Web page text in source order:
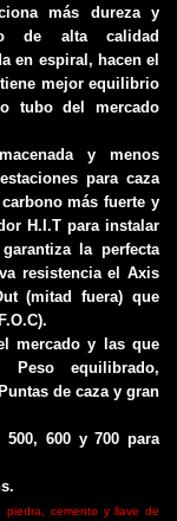
más dureza y
de alta calidad
en espiral, hacen el
mejor equilibrio
tubo del mercado
y menos
para caza
más fuerte y
H.I.T para instalar
la perfecta
resistencia el Axis
(mitad fuera) que
mercado y las que
Peso equilibrado,
de caza y gran
500, 600 y 700 para
cemento y llave de